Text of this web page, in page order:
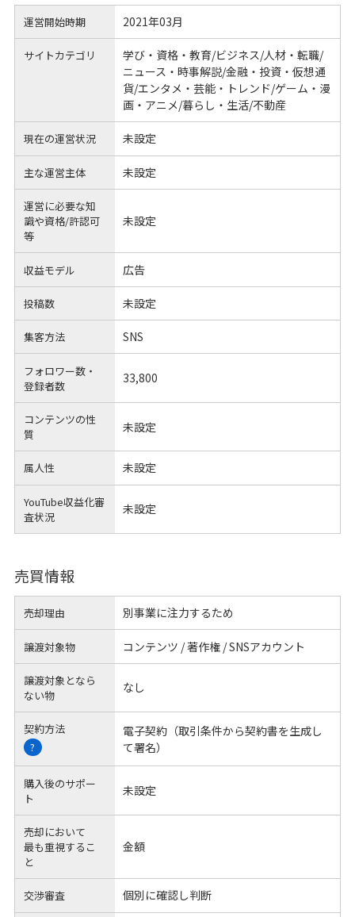
運営開始時期 2021年03月
サイトカテゴリ
学び・資格・教育/ビジネス/人材・転職/
ニュース・時事解説/金融・投資・仮想通
貨/エンタメ・芸能・トレンド/ゲーム・漫
画・アニメ/暮らし・生活/不動産
現在の運営状況 未設定
主な運営主体 未設定
運営に必要な知
識や資格/許認可
等
未設定
収益モデル 広告
投稿数 未設定
集客方法 SNS
フォロワー数・
登録者数
33,800
コンテンツの性
質
未設定
属人性 未設定
YouTube収益化審
査状況
未設定
売買情報
売却理由 別事業に注力するため
譲渡対象物 コンテンツ / 著作権 / SNSアカウント
譲渡対象となら
ない物
なし
契約方法
?
電子契約（取引条件から契約書を生成し
て署名）
購入後のサポー
ト
未設定
売却において
最も重視するこ
と
金額
交渉審査 個別に確認し判断